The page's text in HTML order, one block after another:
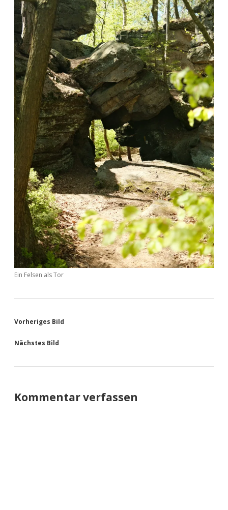
Ein Felsen als Tor
Vorheriges Bild
Nächstes Bild
Kommentar verfassen